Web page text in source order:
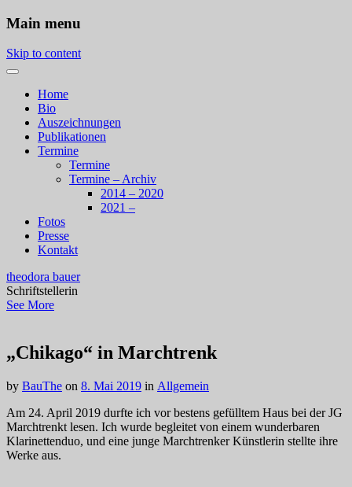
Main menu
Skip to content
Home
Bio
Auszeichnungen
Publikationen
Termine
Termine
Termine – Archiv
2014 – 2020
2021 –
Fotos
Presse
Kontakt
theodora bauer
Schriftstellerin
See More
„Chikago“ in Marchtrenk
by BauThe on 8. Mai 2019 in Allgemein
Am 24. April 2019 durfte ich vor bestens gefülltem Haus bei der JG
Marchtrenkt lesen. Ich wurde begleitet von einem wunderbaren
Klarinettenduo, und eine junge Marchtrenker Künstlerin stellte ihre
Werke aus.